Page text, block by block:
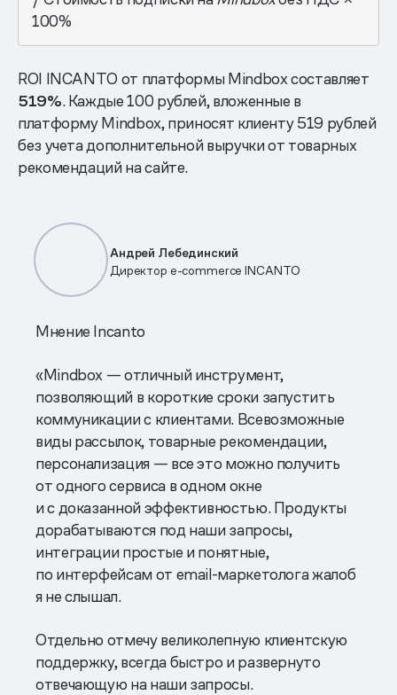
100%
ROI INCANTO от платформы Mindbox составляет
519%. Каждые 100 рублей, вложенные в
платформу Mindbox, приносят клиенту 519 рублей
без учета дополнительной выручки от товарных
рекомендаций на сайте.
Андрей Лебединский
Директор e-commerce INCANTO
Мнение Incanto
«Mindbox — отличный инструмент,
позволяющий в короткие сроки запустить
коммуникации с клиентами. Всевозможные
виды рассылок, товарные рекомендации,
персонализация — все это можно получить
от одного сервиса в одном окне
и с доказанной эффективностью. Продукты
дорабатываются под наши запросы,
интеграции простые и понятные,
по интерфейсам от email-маркетолога жалоб
я не слышал.
Отдельно отмечу великолепную клиентскую
поддержку, всегда быстро и развернуто
отвечающую на наши запросы.